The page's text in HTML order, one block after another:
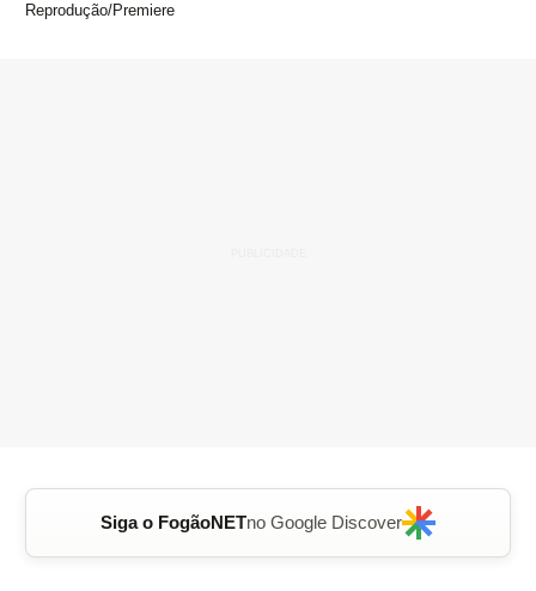
Reprodução/Premiere
Siga o FogãoNETno Google Discover